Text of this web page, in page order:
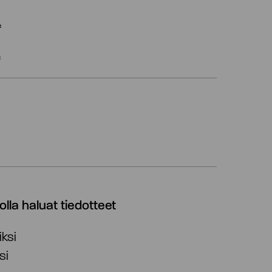
haluat tiedotteet